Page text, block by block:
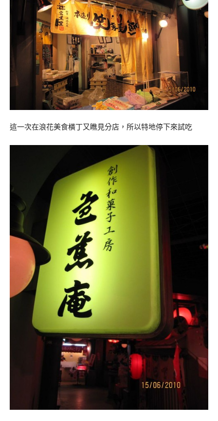
這一次在浪花美食橫丁又瞧見分店，所以特地停下來試吃